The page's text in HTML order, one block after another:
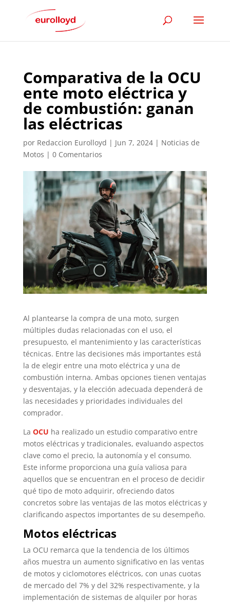
Comparativa de la OCU
ente moto eléctrica y
de combustión: ganan
las eléctricas
por Redaccion Eurolloyd | Jun 7, 2024| Noticias de
Motos | 0 Comentarios
Al plantearse la compra de una moto, surgen
múltiples dudas relacionadas con el uso, el
presupuesto, el mantenimiento y las características
técnicas. Entre las decisiones más importantes está
la de elegir entre una moto eléctrica y una de
combustión interna. Ambas opciones tienen ventajas
y desventajas, y la elección adecuada dependerá de
las necesidades y prioridades individuales del
comprador.
La OCU ha realizado un estudio comparativo entre
motos eléctricas y tradicionales, evaluando aspectos
clave como el precio, la autonomía y el consumo.
Este informe proporciona una guía valiosa para
aquellos que se encuentran en el proceso de decidir
qué tipo de moto adquirir, ofreciendo datos
concretos sobre las ventajas de las motos eléctricas y
clarificando aspectos importantes de su desempeño.
Motos eléctricas
La OCU remarca que la tendencia de los últimos
años muestra un aumento significativo en las ventas
de motos y ciclomotores eléctricos, con unas cuotas
de mercado del 7% y del 32% respectivamente, y la
implementación de sistemas de alquiler por horas